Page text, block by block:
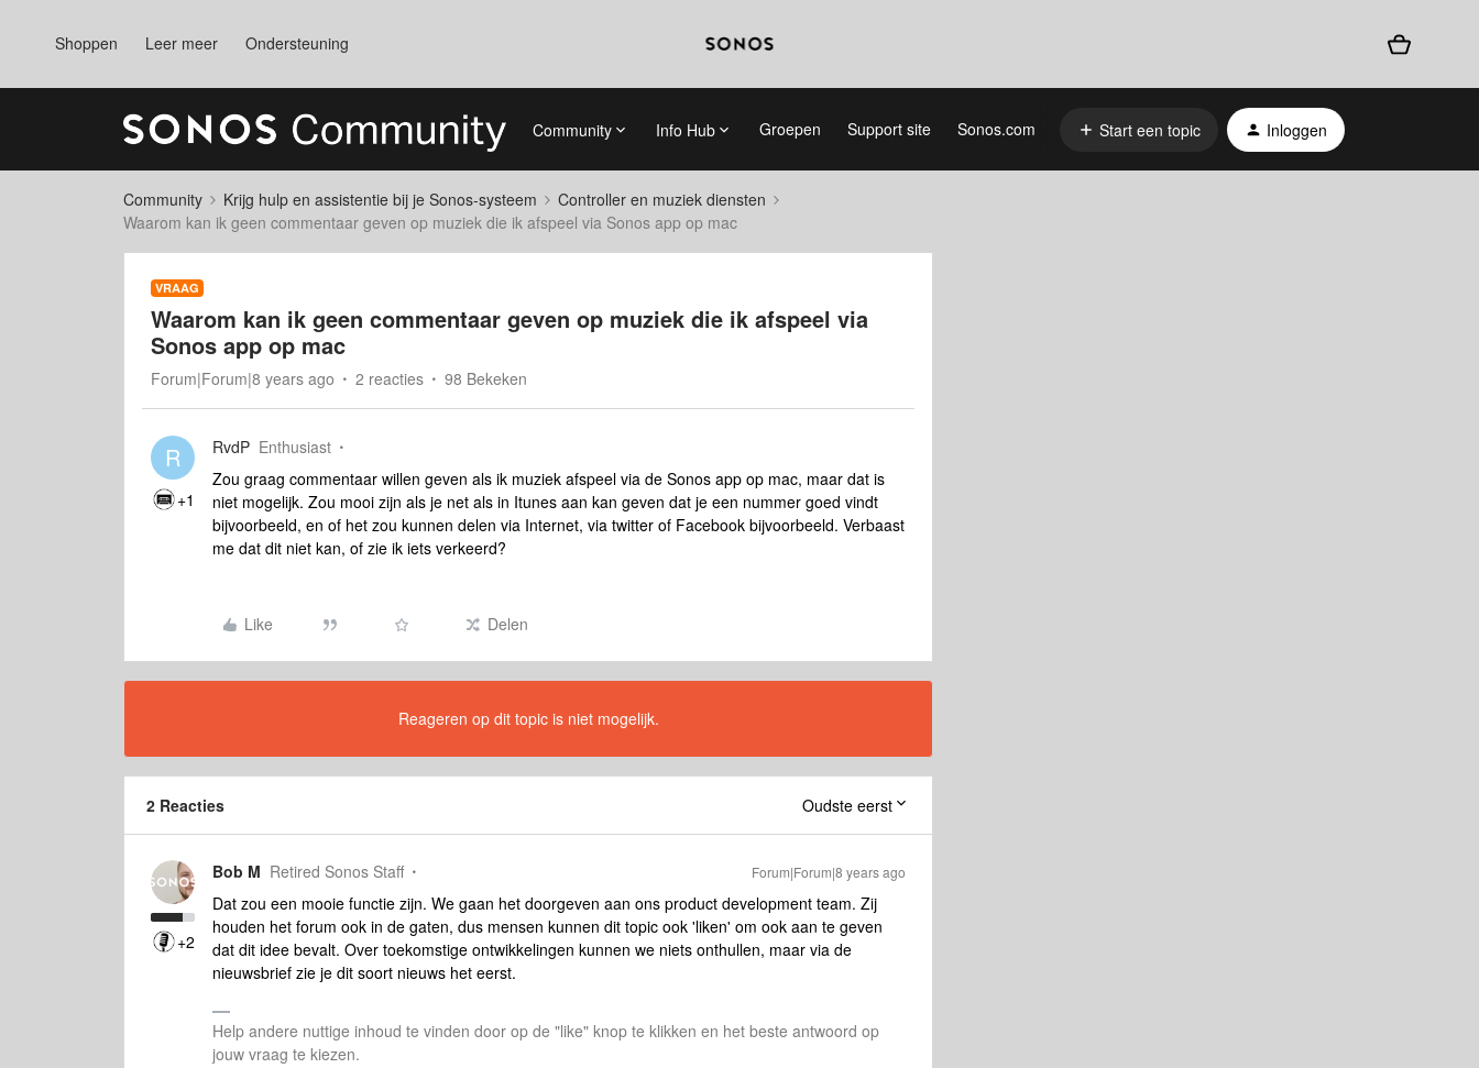
Shoppen Leer meer Ondersteuning
Community Info Hub Groepen Support site Sonos.com Start een topic Inloggen
Community Krijg hulp en assistentie bij je Sonos-systeem
Controller en muziek diensten
Waarom kan ik geen commentaar geven op muziek die ik afspeel via Sonos app op mac
VRAAG
Waarom kan ik geen commentaar geven op muziek die ik afspeel via
Sonos app op mac
Forum|Forum|8 years ago 2 reacties 98 Bekeken
R
+1
RvdP Enthusiast
Zou graag commentaar willen geven als ik muziek afspeel via de Sonos app op mac, maar dat is
niet mogelijk. Zou mooi zijn als je net als in Itunes aan kan geven dat je een nummer goed vindt
bijvoorbeeld, en of het zou kunnen delen via Internet, via twitter of Facebook bijvoorbeeld. Verbaast
me dat dit niet kan, of zie ik iets verkeerd?
Like Delen
Reageren op dit topic is niet mogelijk.
2 Reacties Oudste eerst
+2
Bob M Retired Sonos Staff Forum|Forum|8 years ago
Dat zou een mooie functie zijn. We gaan het doorgeven aan ons product development team. Zij
houden het forum ook in de gaten, dus mensen kunnen dit topic ook 'liken' om ook aan te geven
dat dit idee bevalt. Over toekomstige ontwikkelingen kunnen we niets onthullen, maar via de
nieuwsbrief zie je dit soort nieuws het eerst.
Help andere nuttige inhoud te vinden door op de "like" knop te klikken en het beste antwoord op
jouw vraag te kiezen.